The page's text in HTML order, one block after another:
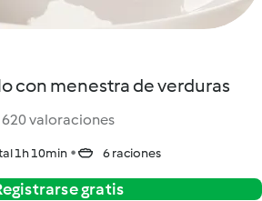
con menestra de verduras
620 valoraciones
1h 10min 6 raciones
gratis